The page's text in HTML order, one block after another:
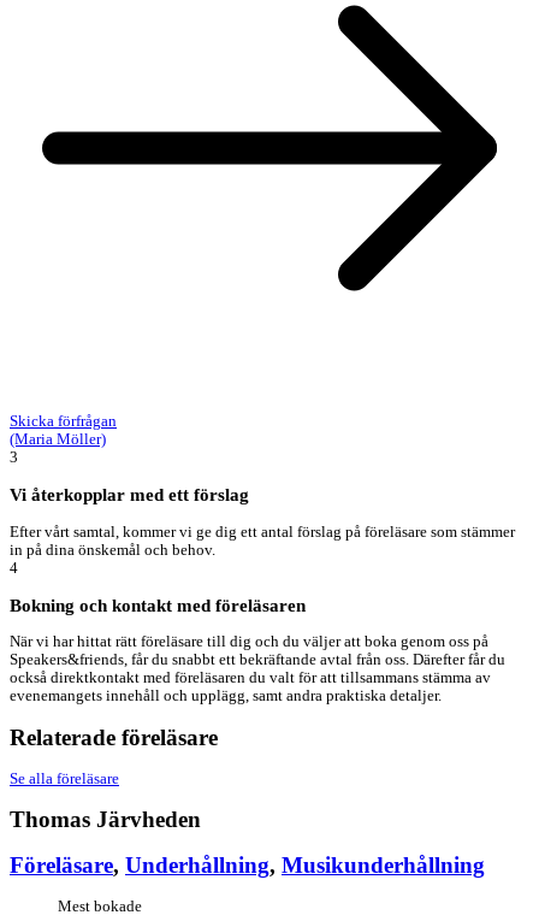
Skicka förfrågan
(Maria Möller)
3
Vi återkopplar med ett förslag
Efter vårt samtal, kommer vi ge dig ett antal förslag på föreläsare som stämmer
in på dina önskemål och behov.
4
Bokning och kontakt med föreläsaren
När vi har hittat rätt föreläsare till dig och du väljer att boka genom oss på
Speakers&friends, får du snabbt ett bekräftande avtal från oss. Därefter får du
också direktkontakt med föreläsaren du valt för att tillsammans stämma av
evenemangets innehåll och upplägg, samt andra praktiska detaljer.
Relaterade föreläsare
Se alla föreläsare
Thomas Järvheden
Föreläsare, Underhållning, Musikunderhållning
Mest bokade